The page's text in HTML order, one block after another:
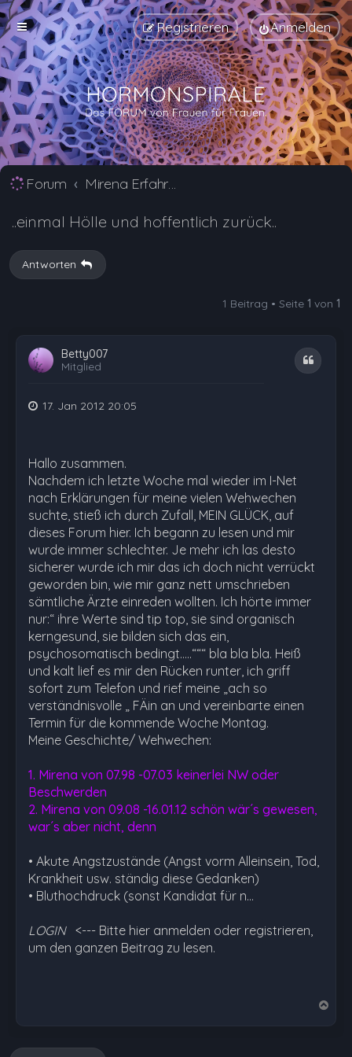
Anmelden
Registrieren
Forum Mirena Erfahrungsberichte und Nebenwirkungen
..einmal Hölle und hoffentlich zurück..
Antworten
1 Beitrag • Seite 1 von 1
Betty007
Mitglied
Zitat
17. Jan 2012 20:05
Hallo zusammen.
Nachdem ich letzte Woche mal wieder im I-Net
nach Erklärungen für meine vielen Wehwechen
suchte, stieß ich durch Zufall, MEIN GLÜCK, auf
dieses Forum hier. Ich begann zu lesen und mir
wurde immer schlechter. Je mehr ich las desto
sicherer wurde ich mir das ich doch nicht verrückt
geworden bin, wie mir ganz nett umschrieben
sämtliche Ärzte einreden wollten. Ich hörte immer
nur:“ ihre Werte sind tip top, sie sind organisch
kerngesund, sie bilden sich das ein,
psychosomatisch bedingt…..“““ bla bla bla. Heiß
und kalt lief es mir den Rücken runter, ich griff
sofort zum Telefon und rief meine „ach so
verständnisvolle „ FÄin an und vereinbarte einen
Termin für die kommende Woche Montag.
Meine Geschichte/ Wehwechen:
1. Mirena von 07.98 -07.03 keinerlei NW oder
Beschwerden
2. Mirena von 09.08 -16.01.12 schön wär´s gewesen,
war´s aber nicht, denn
• Akute Angstzustände (Angst vorm Alleinsein, Tod,
Krankheit usw. ständig diese Gedanken)
• Bluthochdruck (sonst Kandidat für n…
LOGIN <--- Bitte hier anmelden oder registrieren,
um den ganzen Beitrag zu lesen.